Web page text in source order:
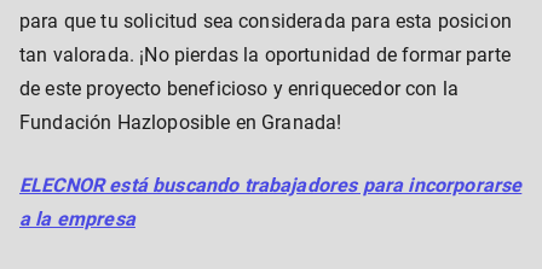
para que tu solicitud sea considerada para esta posicion
tan valorada. ¡No pierdas la oportunidad de formar parte
de este proyecto beneficioso y enriquecedor con la
Fundación Hazloposible en Granada!
ELECNOR está buscando trabajadores para incorporarse
a la empresa